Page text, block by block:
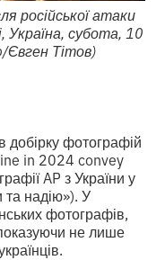
російської атаки
Україна, субота, 10
Євген Тітов)
добірку фотографій
in 2024 convey
AP з України у
надію»). У
фотографів,
не лише